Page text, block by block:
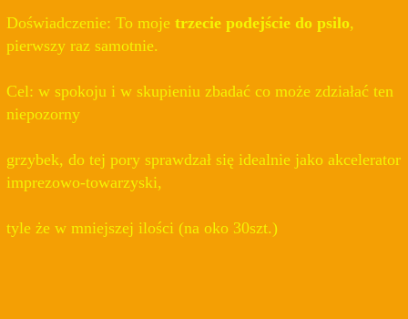
Doświadczenie: To moje trzecie podejście do psilo,
pierwszy raz samotnie.
Cel: w spokoju i w skupieniu zbadać co może zdziałać ten
niepozorny
grzybek, do tej pory sprawdzał się idealnie jako akcelerator
imprezowo-towarzyski,
tyle że w mniejszej ilości (na oko 30szt.)